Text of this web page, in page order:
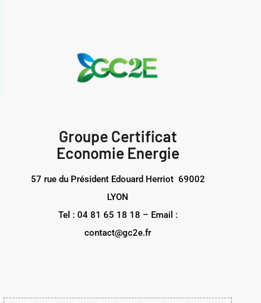
Groupe Certificat
Economie Energie
57 rue du Président Edouard Herriot 69002
LYON
Tel : 04 81 65 18 18 – Email :
contact@gc2e.fr